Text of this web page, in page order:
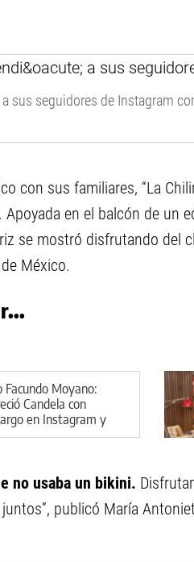
sus seguidores de Instagram
con sus familiares, “La
en el balcón de un
se mostró disfrutando del
México.
Facundo Moyano:
Candela con
en Instagram y
que tiene "errores
no usaba un bikini.
publicó María